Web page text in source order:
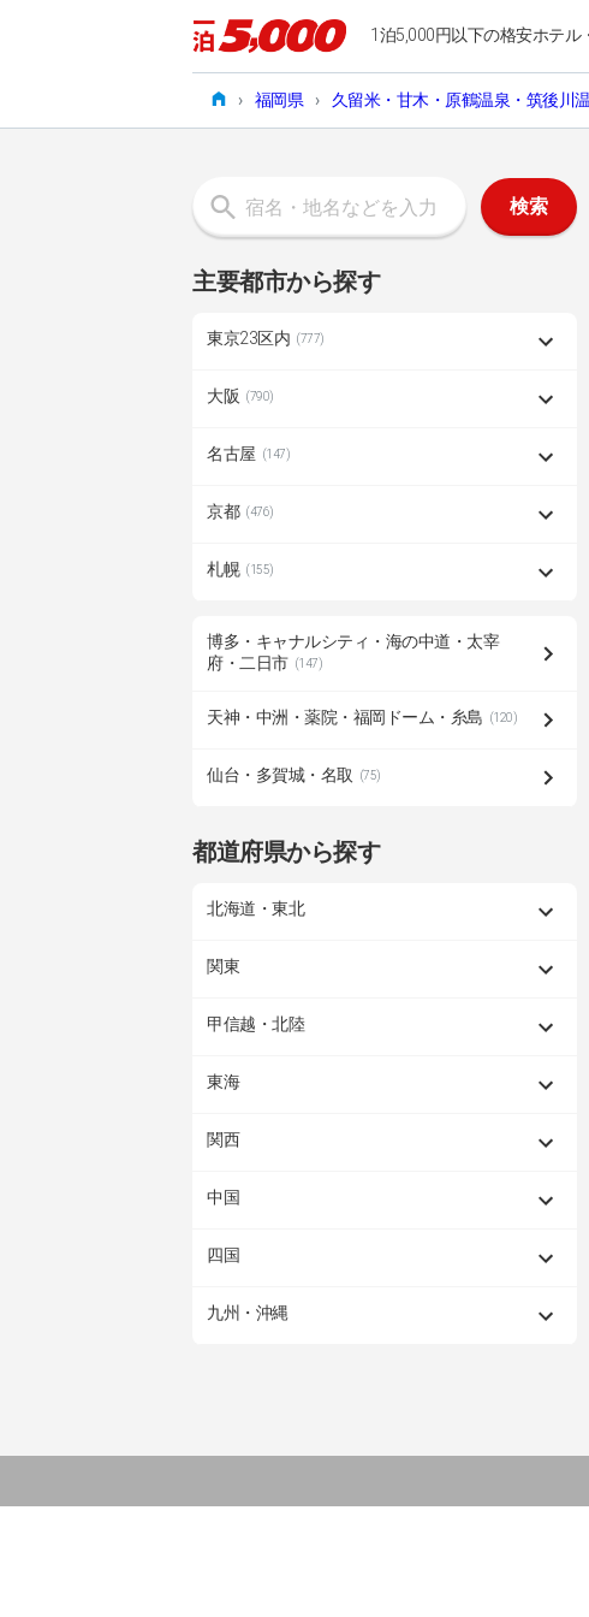
1泊5,000円以下の格安ホテル
› 福岡県 › 久留米・甘木・原鶴温泉・筑後川
検索
主要都市から探す
東京23区内 (777)
大阪 (790)
名古屋 (147)
京都 (476)
札幌 (155)
博多・キャナルシティ・海の中道・太宰
府・二日市 (147)
天神・中洲・薬院・福岡ドーム・糸島 (120)
仙台・多賀城・名取 (75)
都道府県から探す
北海道・東北
関東
甲信越・北陸
東海
関西
中国
四国
九州・沖縄